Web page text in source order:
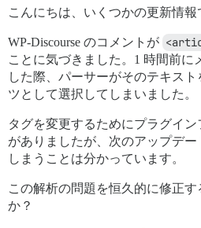
こんにちは、いくつかの更新情報
WP-Discourse のコメントが
ことに気づきました。1 時間前に
した際、パーサーがそのテキス
ツとして選択してしまいました。
タグを変更するためにプラグイ
がありましたが、次のアップデ
しまうことは分かっています。
この解析の問題を恒久的に修正す
か？